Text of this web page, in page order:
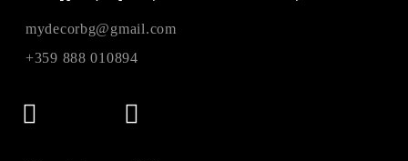
mydecorbg@gmail.com
+359 888 010894